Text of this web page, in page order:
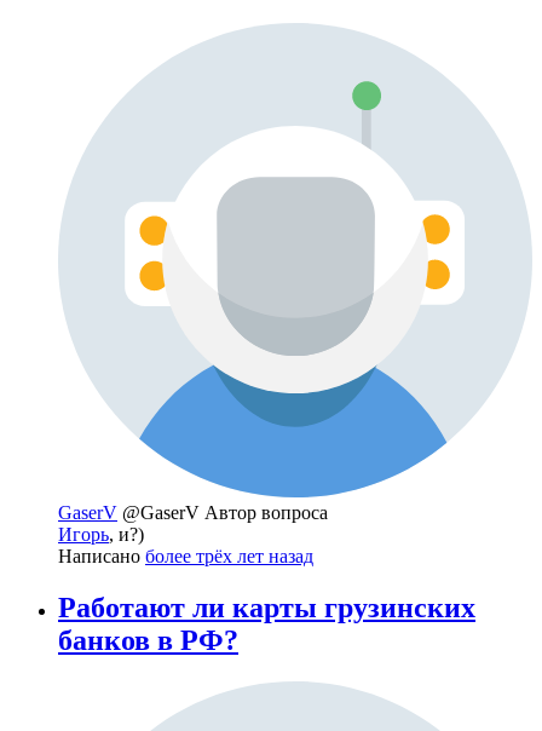
GaserV @GaserV Автор вопроса
Игорь, и?)
Написано более трёх лет назад
Работают ли карты грузинских
банков в РФ?